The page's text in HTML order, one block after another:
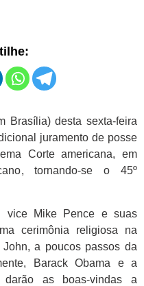
Brasília) desta sexta-feira
juramento de posse
Corte americana, em
tornando-se o 45º
vice Mike Pence e suas
cerimônia religiosa na
a poucos passos da
Barack Obama e a
darão as boas-vindas a